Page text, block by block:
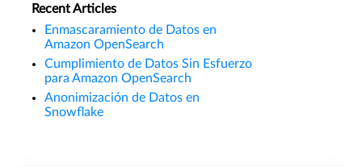
Recent Articles
Enmascaramiento de Datos en
Amazon OpenSearch
Cumplimiento de Datos Sin Esfuerzo
para Amazon OpenSearch
Anonimización de Datos en
Snowflake